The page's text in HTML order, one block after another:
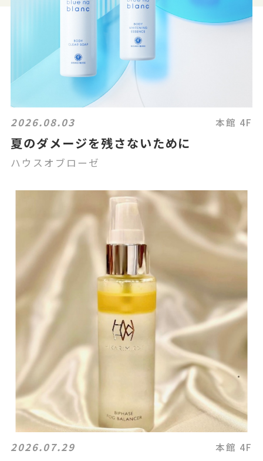
2026.08.03 本館 4F
夏のダメージを残さないために
ハウスオブローゼ
2026.07.29 本館 4F